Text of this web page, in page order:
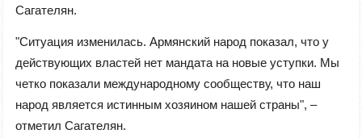
Сагателян.
"Ситуация изменилась. Армянский народ показал, что у
действующих властей нет мандата на новые уступки. Мы
четко показали международному сообществу, что наш
народ является истинным хозяином нашей страны", –
отметил Сагателян.